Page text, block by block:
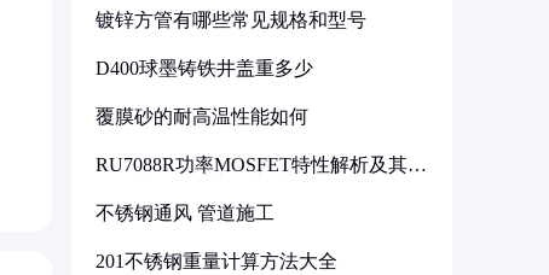
镀锌方管有哪些常见规格和型号
D400球墨铸铁井盖重多少
覆膜砂的耐高温性能如何
RU7088R功率MOSFET特性解析及其在
不锈钢通风 管道施工
201不锈钢重量计算方法大全